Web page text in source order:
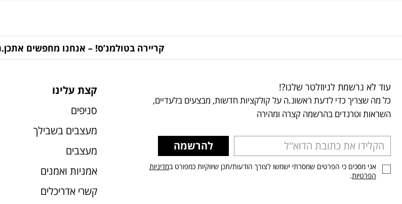
קריירה בטולמנ’ס! – אנחנו מחפשים
עוד לא נרשמת לניוזלטר שלנו?!
כל מה שצריך כדי לדעת ראשונ.ה על קולקציות חדשות, מבצעים בלעדיים,
השראות וטרנדים בהרשמה קצרה ומהירה
להרשמה
אני מסכים כי הפרטים שמסרתי ישמשו לצורך הודעות/תכן שיווקיות כמפורט במדיניות
הפרטיות.
קצת עלינו
סניפים
מעצבים בשבילך
מעצבים
אמניות ואמנים
קשרי אדריכלים